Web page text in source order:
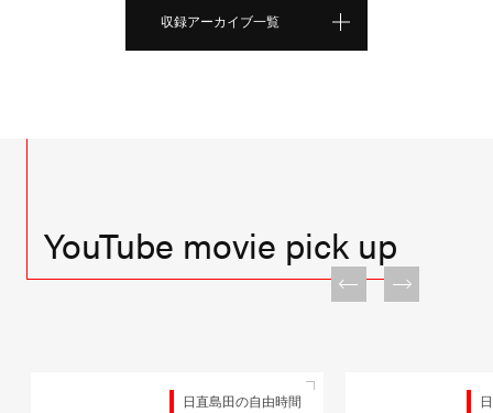
収録アーカイブ一覧
YouTube movie pick up
日直島田の自由時間